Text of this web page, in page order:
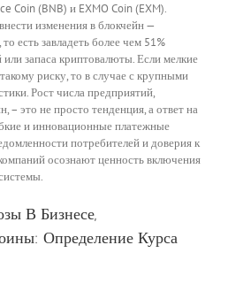
Coin (BNB) и EXMO Coin (EXM).
изменения в блокчейн —
есть завладеть более чем 51%
запаса криптовалюты. Если мелкие
риску, то в случае с крупными
Рост числа предприятий,
– это не просто тенденция, а ответ на
и инновационные платежные
потребителей и доверия к
осознают ценность включения
В Бизнесе,
Определение Курса